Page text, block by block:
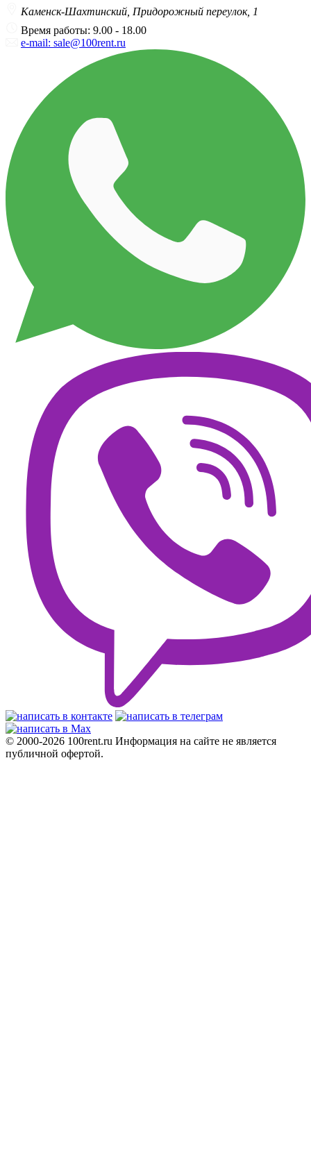
Каменск-Шахтинский, Придорожный переулок, 1
Время работы: 9.00 - 18.00
e-mail: sale@100rent.ru
© 2000-2026 100rent.ru Информация на сайте не является
публичной офертой.